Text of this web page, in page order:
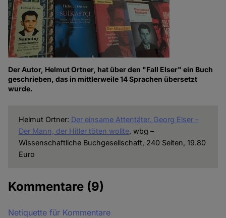
Der Autor, Helmut Ortner, hat über den "Fall Elser" ein Buch
geschrieben, das in mittlerweile 14 Sprachen übersetzt
wurde.
Helmut Ortner: Der einsame Attentäter. Georg Elser –
Der Mann, der Hitler töten wollte, wbg –
Wissenschaftliche Buchgesellschaft, 240 Seiten, 19.80
Euro
Kommentare (9)
Netiquette für Kommentare